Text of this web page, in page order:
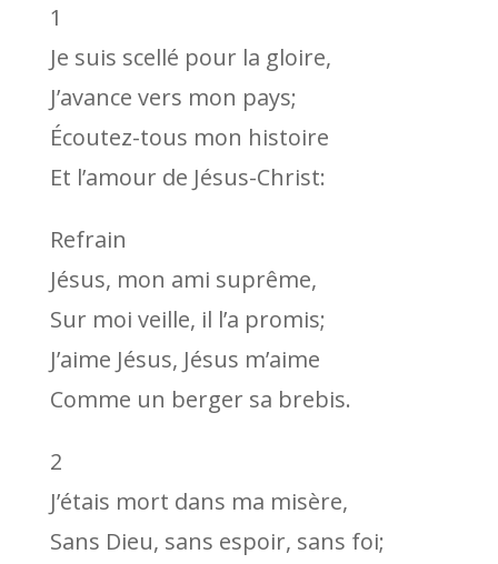
1
Je suis scellé pour la gloire,
J’avance vers mon pays;
Écoutez-tous mon histoire
Et l’amour de Jésus-Christ:
Refrain
Jésus, mon ami suprême,
Sur moi veille, il l’a promis;
J’aime Jésus, Jésus m’aime
Comme un berger sa brebis.
2
J’étais mort dans ma misère,
Sans Dieu, sans espoir, sans foi;